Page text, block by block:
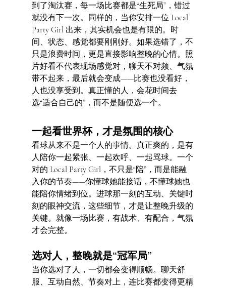
到了淘汰赛，每一场比赛都是“生死局”，错过
就没有下一次。同样的，当你安排一位 Local
Party Girl 出来，其实机会也是有限的。时
间、状态、感觉都要刚刚好。如果选错了，不
只是浪费时间，更是直接影响整晚的心情。照
片好看不代表现场感觉对，聊天不对频、气氛
带不起来，最后就会变成——比赛也没看好，
人也没享受到。真正懂的人，会花时间去
选“适合自己的”，而不是随便选一个。
一起看世界杯，才是氛围的核心
看球从来不是一个人的事情。真正爽的，是有
人陪你一起紧张、一起欢呼、一起骂球。一个
对的 Local Party Girl，不只是“陪”，而是能融
入你的节奏——你懂球她能接话，不懂球她也
能陪你情绪到位。进球那一刻的互动、关键时
刻的眼神交流，这些细节，才是让整晚升级的
关键。就像一场比赛，有战术、有配合，气氛
才会完整。
选对人，整晚就是“冠军局”
当你选对了人，一切都会变得顺畅。聊天舒
服、互动自然、节奏对上，连比赛都变得更精